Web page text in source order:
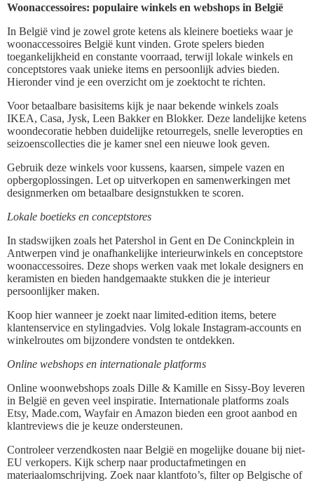
Woonaccessoires: populaire winkels en webshops in België
In België vind je zowel grote ketens als kleinere boetieks waar je
woonaccessoires België kunt vinden. Grote spelers bieden
toegankelijkheid en constante voorraad, terwijl lokale winkels en
conceptstores vaak unieke items en persoonlijk advies bieden.
Hieronder vind je een overzicht om je zoektocht te richten.
Voor betaalbare basisitems kijk je naar bekende winkels zoals
IKEA, Casa, Jysk, Leen Bakker en Blokker. Deze landelijke ketens
woondecoratie hebben duidelijke retourregels, snelle leveropties en
seizoenscollecties die je kamer snel een nieuwe look geven.
Gebruik deze winkels voor kussens, kaarsen, simpele vazen en
opbergoplossingen. Let op uitverkopen en samenwerkingen met
designmerken om betaalbare designstukken te scoren.
Lokale boetieks en conceptstores
In stadswijken zoals het Patershol in Gent en De Coninckplein in
Antwerpen vind je onafhankelijke interieurwinkels en conceptstore
woonaccessoires. Deze shops werken vaak met lokale designers en
keramisten en bieden handgemaakte stukken die je interieur
persoonlijker maken.
Koop hier wanneer je zoekt naar limited-edition items, betere
klantenservice en stylingadvies. Volg lokale Instagram-accounts en
winkelroutes om bijzondere vondsten te ontdekken.
Online webshops en internationale platforms
Online woonwebshops zoals Dille & Kamille en Sissy-Boy leveren
in België en geven veel inspiratie. Internationale platforms zoals
Etsy, Made.com, Wayfair en Amazon bieden een groot aanbod en
klantreviews die je keuze ondersteunen.
Controleer verzendkosten naar België en mogelijke douane bij niet-
EU verkopers. Kijk scherp naar productafmetingen en
materiaalomschrijving. Zoek naar klantfoto’s, filter op Belgische of